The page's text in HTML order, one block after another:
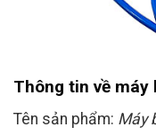
Thông tin về máy
Tên sản phẩm: Máy